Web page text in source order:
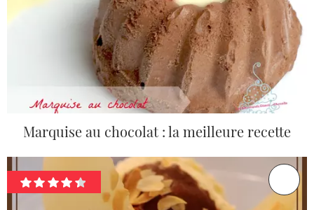
Marquise au chocolat : la meilleure recette